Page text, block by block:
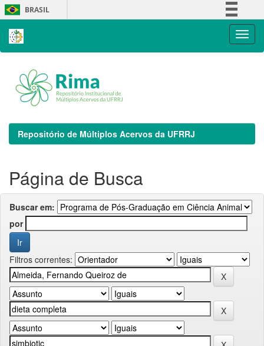
Skip
navigation
BRASIL
Repositório de Múltiplos Acervos da UFRRJ
Página de Busca
Buscar em:
por
Filtros correntes: